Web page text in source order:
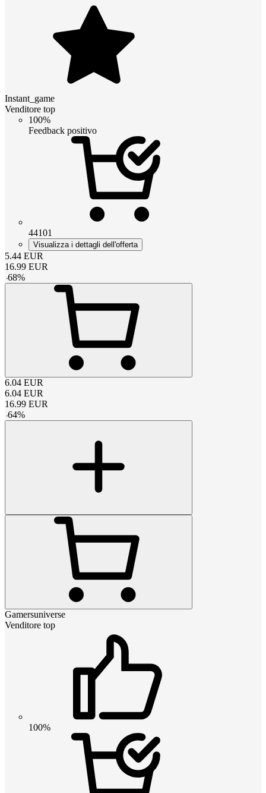
Instant_game
Venditore top
100%
Feedback positivo
44101
Visualizza i dettagli dell'offerta
5.44 EUR
16.99 EUR
-68%
6.04 EUR
6.04 EUR
16.99 EUR
-64%
Gamersuniverse
Venditore top
100%